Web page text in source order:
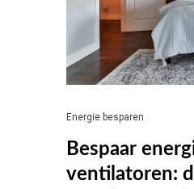
Energie besparen
Bespaar
ventilatoren: